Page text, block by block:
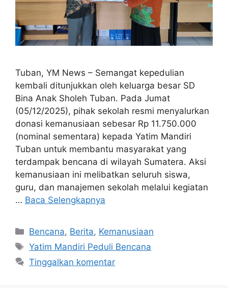
Tuban, YM News – Semangat kepedulian
kembali ditunjukkan oleh keluarga besar SD
Bina Anak Sholeh Tuban. Pada Jumat
(05/12/2025), pihak sekolah resmi menyalurkan
donasi kemanusiaan sebesar Rp 11.750.000
(nominal sementara) kepada Yatim Mandiri
Tuban untuk membantu masyarakat yang
terdampak bencana di wilayah Sumatera. Aksi
kemanusiaan ini melibatkan seluruh siswa,
guru, dan manajemen sekolah melalui kegiatan
… Baca Selengkapnya
Bencana, Berita, Kemanusiaan
Yatim Mandiri Peduli Bencana
Tinggalkan komentar